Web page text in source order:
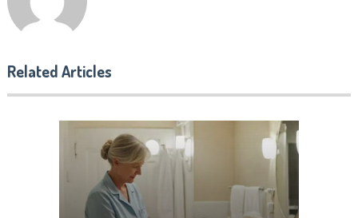
Related Articles